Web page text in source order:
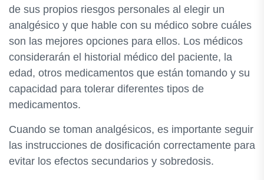
de sus propios riesgos personales al elegir un
analgésico y que hable con su médico sobre cuáles
son las mejores opciones para ellos. Los médicos
considerarán el historial médico del paciente, la
edad, otros medicamentos que están tomando y su
capacidad para tolerar diferentes tipos de
medicamentos.
Cuando se toman analgésicos, es importante seguir
las instrucciones de dosificación correctamente para
evitar los efectos secundarios y sobredosis.